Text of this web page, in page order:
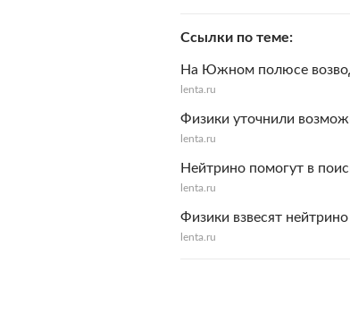
Ссылки по теме
На Южном полюсе
lenta.ru
Физики уточнили
lenta.ru
Нейтрино помогут в
lenta.ru
Физики взвесят нейтрино
lenta.ru